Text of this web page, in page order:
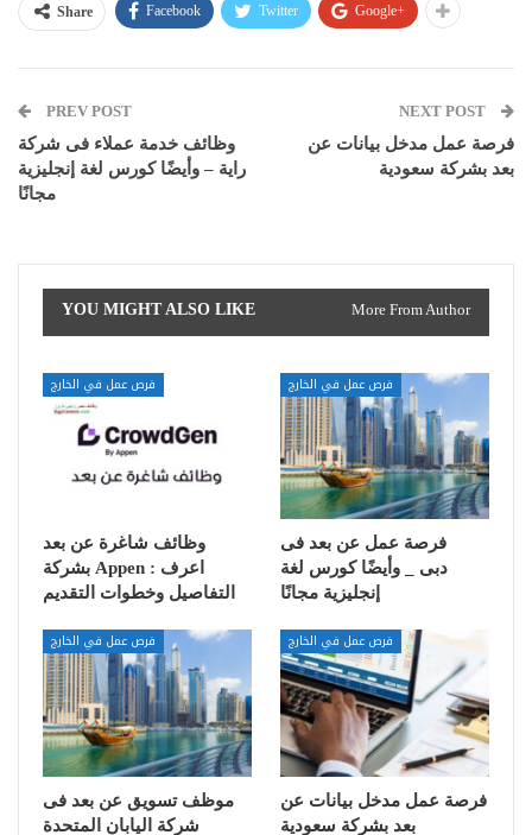
Share Facebook Twitter Google+
PREV POST
وظائف خدمة عملاء فى شركة
راية – وأيضًا كورس لغة إنجليزية
مجانًا
NEXT POST
فرصة عمل مدخل بيانات عن
بعد بشركة سعودية
YOU MIGHT ALSO LIKE More From Author
فرص عمل في الخارج
وظائف شاغرة عن بعد
بشركة Appen : اعرف
التفاصيل وخطوات التقديم
فرص عمل في الخارج
فرصة عمل عن بعد فى
دبى _ وأيضًا كورس لغة
إنجليزية مجانًا
فرص عمل في الخارج
موظف تسويق عن بعد فى
شركة اليابان المتحدة
فرص عمل في الخارج
فرصة عمل مدخل بيانات عن
بعد بشركة سعودية